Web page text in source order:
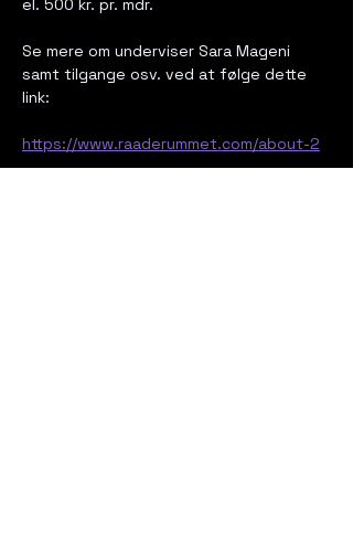
el. 500 kr. pr. mdr.
Se mere om underviser Sara Mageni
samt tilgange osv. ved at følge dette
link:
https://www.raaderummet.com/about-2